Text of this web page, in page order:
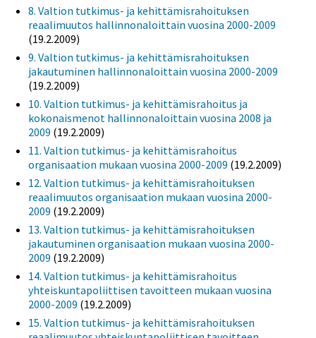
8. Valtion tutkimus- ja kehittämisrahoituksen
reaalimuutos hallinnonaloittain vuosina 2000-2009
(19.2.2009)
9. Valtion tutkimus- ja kehittämisrahoituksen
jakautuminen hallinnonaloittain vuosina 2000-2009
(19.2.2009)
10. Valtion tutkimus- ja kehittämisrahoitus ja
kokonaismenot hallinnonaloittain vuosina 2008 ja
2009 (19.2.2009)
11. Valtion tutkimus- ja kehittämisrahoitus
organisaation mukaan vuosina 2000-2009 (19.2.2009)
12. Valtion tutkimus- ja kehittämisrahoituksen
reaalimuutos organisaation mukaan vuosina 2000-
2009 (19.2.2009)
13. Valtion tutkimus- ja kehittämisrahoituksen
jakautuminen organisaation mukaan vuosina 2000-
2009 (19.2.2009)
14. Valtion tutkimus- ja kehittämisrahoitus
yhteiskuntapoliittisen tavoitteen mukaan vuosina
2000-2009 (19.2.2009)
15. Valtion tutkimus- ja kehittämisrahoituksen